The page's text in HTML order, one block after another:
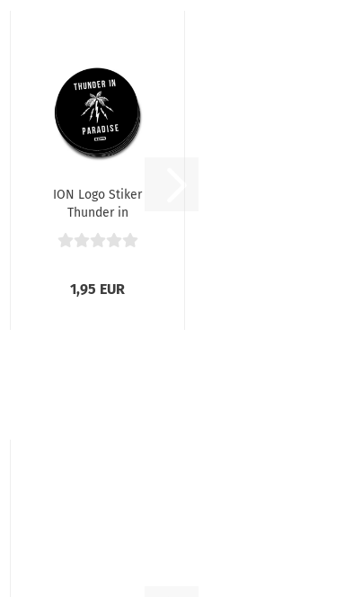
ION Logo Stiker
Thunder in
Paradise
1,95 EUR